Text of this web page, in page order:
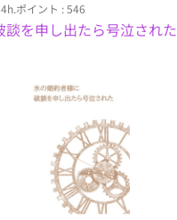
ポイント : 546
談を申し出たら号泣された